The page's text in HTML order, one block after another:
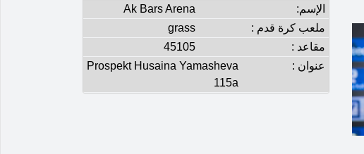
الإسم:
Ak Bars Arena
ملعب كرة قدم :
grass
مقاعد :
45105
عنوان :
Prospekt Husaina Yamasheva
115a